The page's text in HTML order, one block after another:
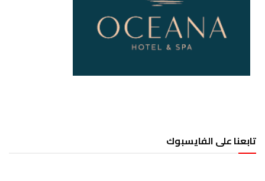
تابعنا على الفايسبوك